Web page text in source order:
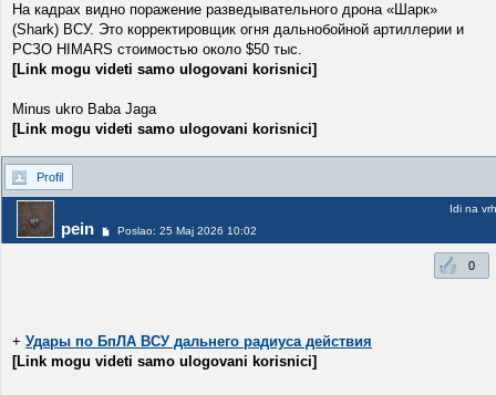
На кадрах видно поражение разведывательного дрона «Шарк»
(Shark) ВСУ. Это корректировщик огня дальнобойной артиллерии и
РСЗО HIMARS стоимостью около $50 тыс.
[Link mogu videti samo ulogovani korisnici]
Minus ukro Baba Jaga
[Link mogu videti samo ulogovani korisnici]
Profil
pein Poslao: 25 Maj 2026 10:02
Idi na vrh
0
+ Удары по БпЛА ВСУ дальнего радиуса действия
[Link mogu videti samo ulogovani korisnici]